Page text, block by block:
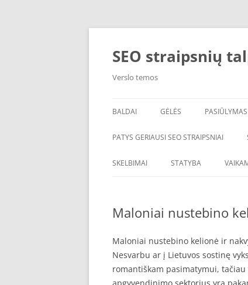
Skip
SEO straipsnių
Verslo temos
BALDAI GĖLĖS
PATYS GERIAUSI SEO STRAIPSNIAI
SKELBIMAI STATYBA
Maloniai nustebino
Maloniai nustebino kelionė ir
Nesvarbu ar į Lietuvos sostinę
romantiškam pasimatymui,